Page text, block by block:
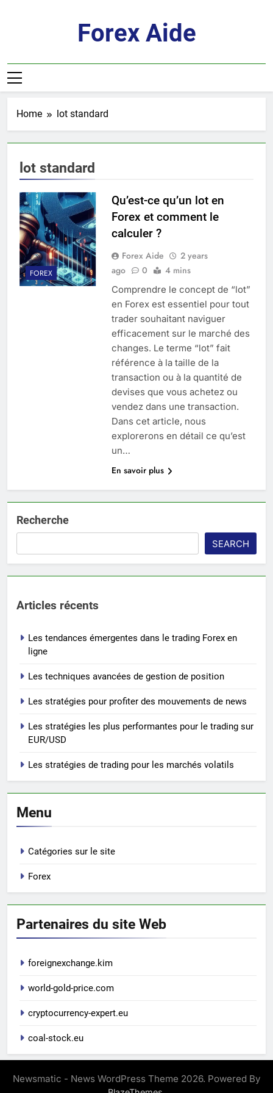
Forex Aide
Home lot standard
lot standard
FOREX
Qu’est-ce qu’un lot en
Forex et comment le
calculer ?
Forex Aide
2 years
ago
0 4 mins
Comprendre le concept de “lot”
en Forex est essentiel pour tout
trader souhaitant naviguer
efficacement sur le marché des
changes. Le terme “lot” fait
référence à la taille de la
transaction ou à la quantité de
devises que vous achetez ou
vendez dans une transaction.
Dans cet article, nous
explorerons en détail ce qu’est
un…
En savoir plus
Recherche
SEARCH
Articles récents
Les tendances émergentes dans le trading Forex en
ligne
Les techniques avancées de gestion de position
Les stratégies pour profiter des mouvements de news
Les stratégies les plus performantes pour le trading sur
EUR/USD
Les stratégies de trading pour les marchés volatils
Menu
Catégories sur le site
Forex
Partenaires du site Web
foreignexchange.kim
world-gold-price.com
cryptocurrency-expert.eu
coal-stock.eu
Newsmatic - News WordPress Theme 2026. Powered By